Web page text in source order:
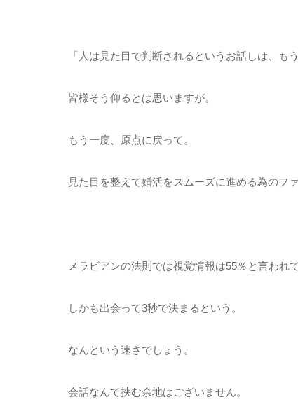
「人は見た目で判断されるというお話しは、も
皆様そう仰るとは思いますが。
もう一度、原点に戻って。
見た目を整えて婚活をスムーズに進める為のフ
メラビアンの法則では視覚情報は55％と言われ
しかも出会って3秒で決まるという。
なんという速さでしょう。
会話なんて挟む余地はございません。